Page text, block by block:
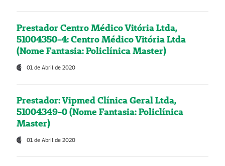
Prestador Centro Médico Vitória Ltda,
51004350-4: Centro Médico Vitória Ltda
(Nome Fantasia: Policlínica Master)
01 de Abril de 2020
Prestador: Vipmed Clínica Geral Ltda,
51004349-0 (Nome Fantasia: Policlínica
Master)
01 de Abril de 2020